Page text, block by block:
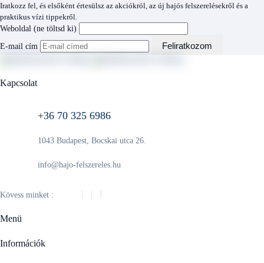
Iratkozz fel, és elsőként értesülsz az akciókról, az új hajós felszerelésekről és a
praktikus vízi tippekről.
Weboldal (ne töltsd ki)
E-mail cím Feliratkozom
Kapcsolat
+36 70 325 6986
1043 Budapest, Bocskai utca 26.
info@hajo-felszereles.hu
Kövess minket :
Menü
Információk